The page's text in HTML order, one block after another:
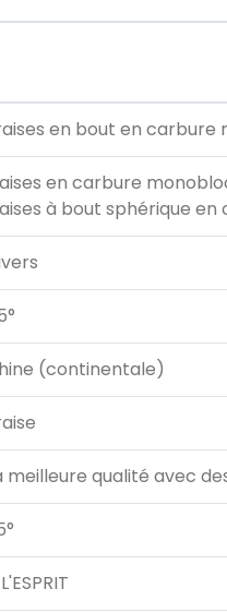
en bout en carbure
en carbure
à bout sphérique
(continentale)
meilleure qualité avec